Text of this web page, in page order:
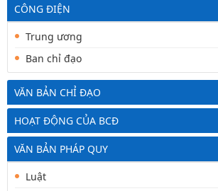
CÔNG ĐIỆN
Trung ương
Ban chỉ đạo
VĂN BẢN CHỈ ĐẠO
HOẠT ĐỘNG CỦA BCĐ
VĂN BẢN PHÁP QUY
Luật